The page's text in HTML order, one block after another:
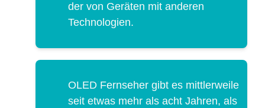
der von Geräten mit anderen
Technologien.
OLED Fernseher gibt es mittlerweile
seit etwas mehr als acht Jahren, als